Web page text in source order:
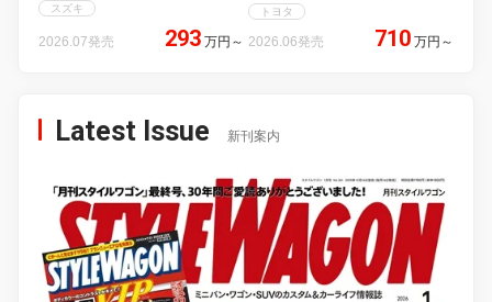
スズキ
2026.07発売 293 万円 ～
トヨタ
2026.06発売 710 万円 ～
Latest Issue 新刊案内